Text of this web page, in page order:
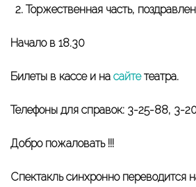
Торжественная часть,
Начало в 18.30
Билеты в кассе и на сайтетеатра.
Телефоны для справок: 3-25-88, 3-
Добро пожаловать !!!
Спектакль синхронно переводится